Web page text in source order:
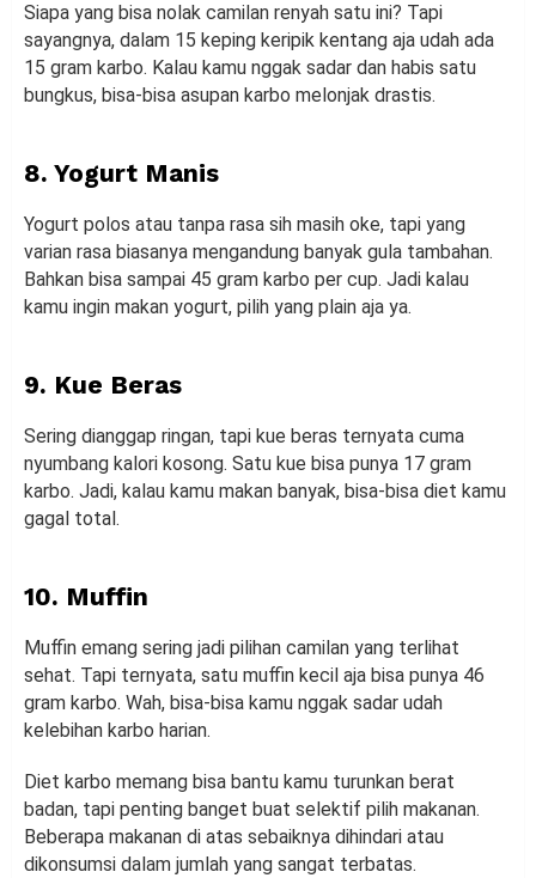
Siapa yang bisa nolak camilan renyah satu ini? Tapi
sayangnya, dalam 15 keping keripik kentang aja udah ada
15 gram karbo. Kalau kamu nggak sadar dan habis satu
bungkus, bisa-bisa asupan karbo melonjak drastis.
8. Yogurt Manis
Yogurt polos atau tanpa rasa sih masih oke, tapi yang
varian rasa biasanya mengandung banyak gula tambahan.
Bahkan bisa sampai 45 gram karbo per cup. Jadi kalau
kamu ingin makan yogurt, pilih yang plain aja ya.
9. Kue Beras
Sering dianggap ringan, tapi kue beras ternyata cuma
nyumbang kalori kosong. Satu kue bisa punya 17 gram
karbo. Jadi, kalau kamu makan banyak, bisa-bisa diet kamu
gagal total.
10. Muffin
Muffin emang sering jadi pilihan camilan yang terlihat
sehat. Tapi ternyata, satu muffin kecil aja bisa punya 46
gram karbo. Wah, bisa-bisa kamu nggak sadar udah
kelebihan karbo harian.
Diet karbo memang bisa bantu kamu turunkan berat
badan, tapi penting banget buat selektif pilih makanan.
Beberapa makanan di atas sebaiknya dihindari atau
dikonsumsi dalam jumlah yang sangat terbatas.